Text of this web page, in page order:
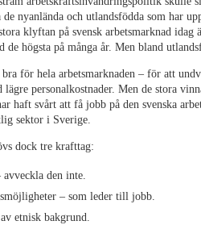
nyanlända och utlandsfödda som har
klyftan på svensk arbetsmarknad
de högsta på många år. Men bland
för hela arbetsmarknaden – för att
personalkostnader. Men de stora
haft svårt att få jobb på den svenska
sektor i Sverige.
dock tre krafttag:
den inte.
– som leder till jobb.
etnisk bakgrund.